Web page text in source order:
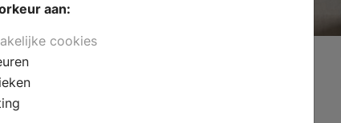
aan:
cookies